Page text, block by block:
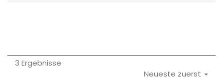
3 Ergebnisse
Neueste zuerst